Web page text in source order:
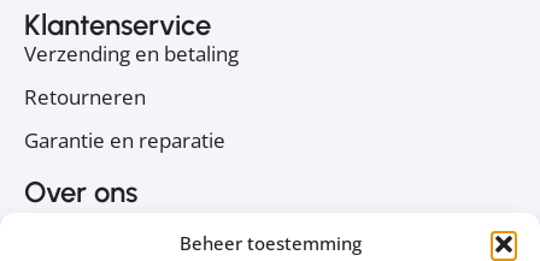
Beheer toestemming
Klantenservice
Verzending en betaling
Retourneren
Garantie en reparatie
Over ons